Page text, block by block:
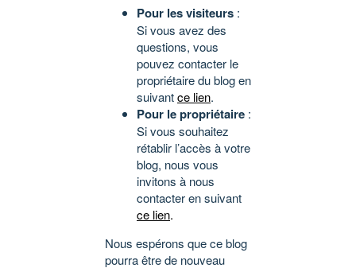
Pour les visiteurs :
Si vous avez des
questions, vous
pouvez contacter le
propriétaire du blog en
suivantce lien.
Pour le propriétaire :
Si vous souhaitez
rétablir l’accès à votre
blog, nous vous
invitons à nous
contacter en suivant
ce lien.
Nous espérons que ce blog
pourra être de nouveau